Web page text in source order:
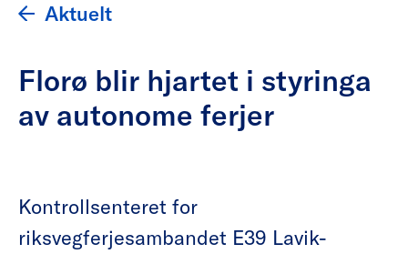
Aktuelt
Florø blir hjartet i styringa
av autonome ferjer
Kontrollsenteret for
riksvegferjesambandet E39 Lavik-